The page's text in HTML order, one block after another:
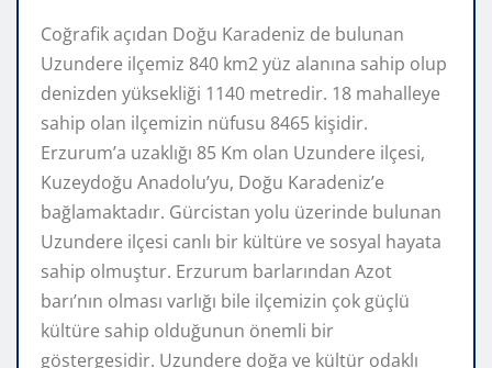
Coğrafik açıdan Doğu Karadeniz de bulunan
Uzundere ilçemiz 840 km2 yüz alanına sahip olup
denizden yüksekliği 1140 metredir. 18 mahalleye
sahip olan ilçemizin nüfusu 8465 kişidir.
Erzurum’a uzaklığı 85 Km olan Uzundere ilçesi,
Kuzeydoğu Anadolu’yu, Doğu Karadeniz’e
bağlamaktadır. Gürcistan yolu üzerinde bulunan
Uzundere ilçesi canlı bir kültüre ve sosyal hayata
sahip olmuştur. Erzurum barlarından Azot
barı’nın olması varlığı bile ilçemizin çok güçlü
kültüre sahip olduğunun önemli bir
göstergesidir. Uzundere doğa ve kültür odaklı